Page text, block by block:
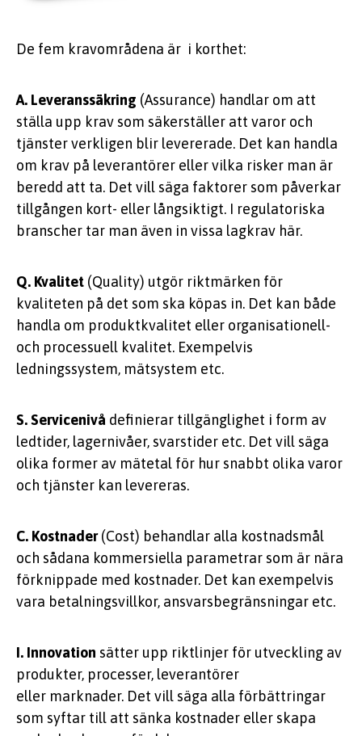
De fem kravområdena är i korthet:
A. Leveranssäkring (Assurance) handlar om att
ställa upp krav som säkerställer att varor och
tjänster verkligen blir levererade. Det kan handla
om krav på leverantörer eller vilka risker man är
beredd att ta. Det vill säga faktorer som påverkar
tillgången kort- eller långsiktigt. I regulatoriska
branscher tar man även in vissa lagkrav här.
Q. Kvalitet (Quality) utgör riktmärken för
kvaliteten på det som ska köpas in. Det kan både
handla om produktkvalitet eller organisationell-
och processuell kvalitet. Exempelvis
ledningssystem, mätsystem etc.
S. Servicenivå definierar tillgänglighet i form av
ledtider, lagernivåer, svarstider etc. Det vill säga
olika former av mätetal för hur snabbt olika varor
och tjänster kan levereras.
C. Kostnader(Cost) behandlar alla kostnadsmål
och sådana kommersiella parametrar som är nära
förknippade med kostnader. Det kan exempelvis
vara betalningsvillkor, ansvarsbegränsningar etc.
I. Innovation sätter upp riktlinjer för utveckling av
produkter, processer, leverantörer
eller marknader. Det vill säga alla förbättringar
som syftar till att sänka kostnader eller skapa